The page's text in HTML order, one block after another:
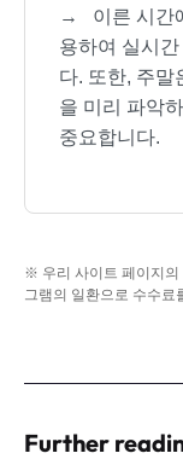
→
이른 시간
용하여 실시
다. 또한, 주말
을 미리 파악
중요합니다.
※ 우리 사이트 페이지의
그램의 일환으로 수수료
Further